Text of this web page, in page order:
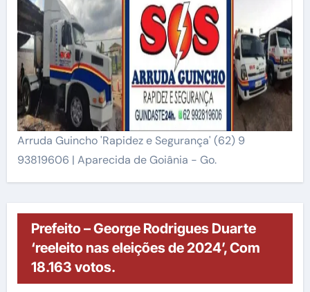
Arruda Guincho 'Rapidez e Segurança' (62) 9
93819606 | Aparecida de Goiânia - Go.
Prefeito – George Rodrigues Duarte
‘reeleito nas eleições de 2024’, Com
18.163 votos.